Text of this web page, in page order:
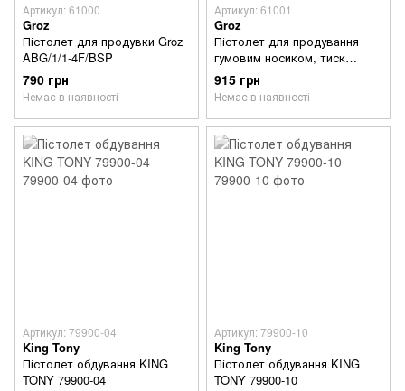
Артикул: 61000
Groz
Пістолет для продувки Groz
ABG/1/1-4F/BSP
790 грн
Немає в наявності
Артикул: 61001
Groz
Пістолет для продування
гумовим носиком, тиск
повітря 3,5 бар GROZ 61001
ABG/2/1-4F/BSP.
915 грн
Немає в наявності
Артикул: 79900-04
King Tony
Пістолет обдування KING
TONY 79900-04
Артикул: 79900-10
King Tony
Пістолет обдування KING
TONY 79900-10